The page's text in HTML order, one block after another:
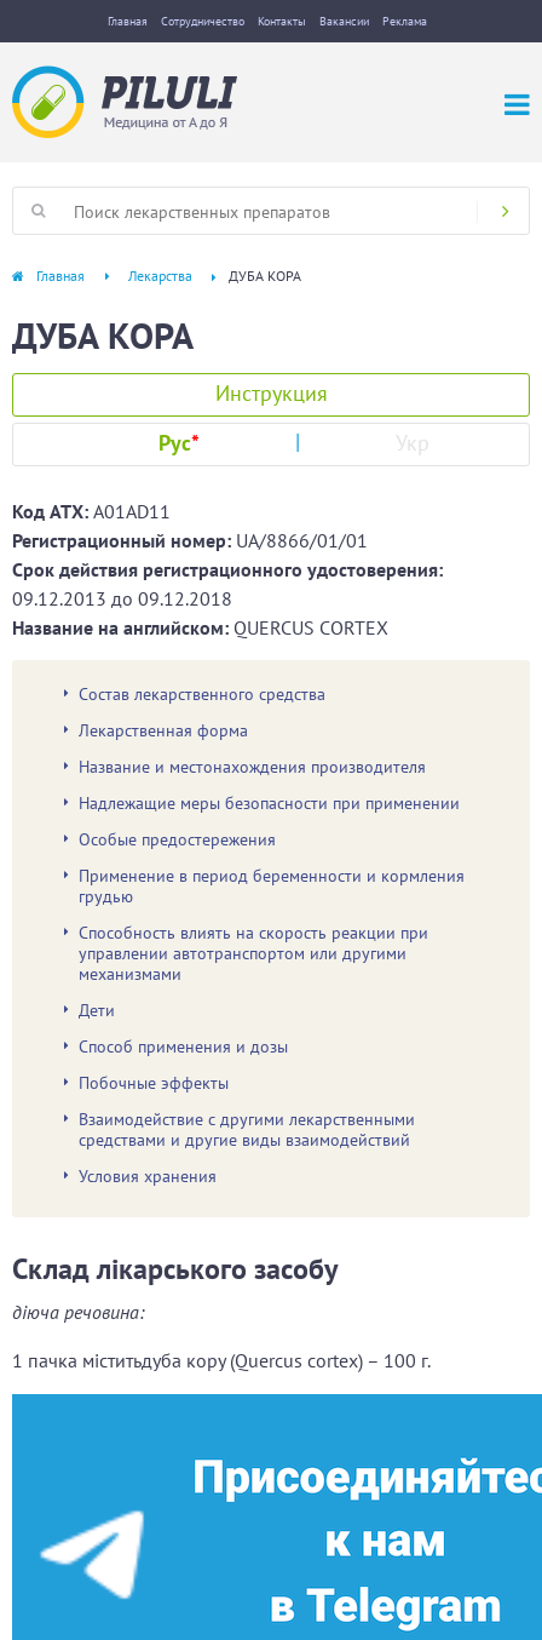
Главная Сотрудничество Контакты Вакансии Реклама
Главная Лекарства ДУБА КОРА
ДУБА КОРА
Инструкция
Рус* Укр
Код ATХ: A01AD11
Регистрационный номер: UA/8866/01/01
Срок действия регистрационного удостоверения:
09.12.2013 до 09.12.2018
Название на английском: QUERCUS CORTEX
Состав лекарственного средства
Лекарственная форма
Название и местонахождения производителя
Надлежащие меры безопасности при применении
Особые предостережения
Применение в период беременности и кормления
грудью
Способность влиять на скорость реакции при
управлении автотранспортом или другими
механизмами
Дети
Способ применения и дозы
Побочные эффекты
Взаимодействие с другими лекарственными
средствами и другие виды взаимодействий
Условия хранения
Склад лікарського засобу
діюча речовина:
1 пачка міститьдуба кору (Quercus cortex) – 100 г.